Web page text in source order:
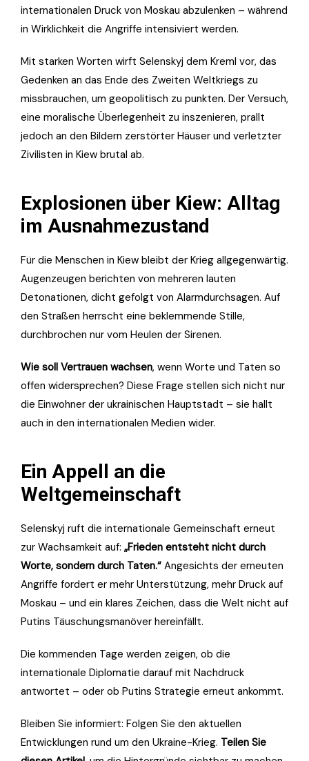
internationalen Druck von Moskau abzulenken – während
in Wirklichkeit die Angriffe intensiviert werden.
Mit starken Worten wirft Selenskyj dem Kreml vor, das
Gedenken an das Ende des Zweiten Weltkriegs zu
missbrauchen, um geopolitisch zu punkten. Der Versuch,
eine moralische Überlegenheit zu inszenieren, prallt
jedoch an den Bildern zerstörter Häuser und verletzter
Zivilisten in Kiew brutal ab.
Explosionen über Kiew: Alltag
im Ausnahmezustand
Für die Menschen in Kiew bleibt der Krieg allgegenwärtig.
Augenzeugen berichten von mehreren lauten
Detonationen, dicht gefolgt von Alarmdurchsagen. Auf
den Straßen herrscht eine beklemmende Stille,
durchbrochen nur vom Heulen der Sirenen.
Wie soll Vertrauen wachsen, wenn Worte und Taten so
offen widersprechen? Diese Frage stellen sich nicht nur
die Einwohner der ukrainischen Hauptstadt – sie hallt
auch in den internationalen Medien wider.
Ein Appell an die
Weltgemeinschaft
Selenskyj ruft die internationale Gemeinschaft erneut
zur Wachsamkeit auf: „Frieden entsteht nicht durch
Worte, sondern durch Taten.“ Angesichts der erneuten
Angriffe fordert er mehr Unterstützung, mehr Druck auf
Moskau – und ein klares Zeichen, dass die Welt nicht auf
Putins Täuschungsmanöver hereinfällt.
Die kommenden Tage werden zeigen, ob die
internationale Diplomatie darauf mit Nachdruck
antwortet – oder ob Putins Strategie erneut ankommt.
Bleiben Sie informiert: Folgen Sie den aktuellen
Entwicklungen rund um den Ukraine-Krieg. Teilen Sie